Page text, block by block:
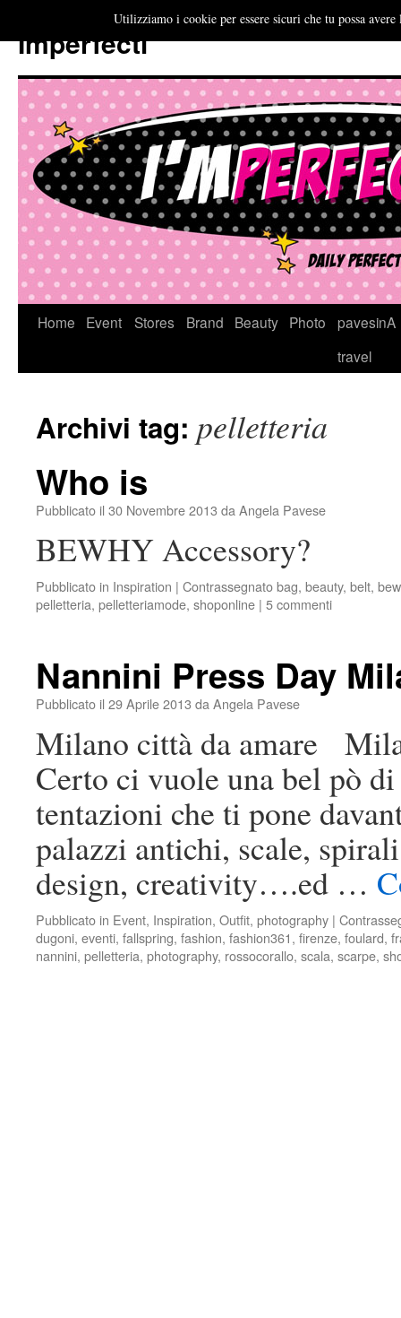
Imperfecti
VaiHome Event Stores Brand Beauty Photo
pavesinA
travel
Archivi tag: pelletteria
Who is
Pubblicato il 30 Novembre 2013 da Angela Pavese
BEWHY Accessory?
Pubblicato in Inspiration | Contrassegnatobag, beauty, belt,
pelletteria, pelletteriamode, shoponline | 5 commenti
Nannini Press Day
Pubblicato il 29 Aprile 2013 da Angela Pavese
Milano città da amare
Certo ci vuole una bel pò
tentazioni che ti pone
palazzi antichi, scale,
design, creativity….ed …
Pubblicato in Event, Inspiration, Outfit, photography |
dugoni, eventi, fallspring, fashion, fashion361, firenze, foulard,
nannini, pelletteria, photography, rossocorallo, scala, scarpe,
Utilizziamo i cookie per essere sicuri che tu possa